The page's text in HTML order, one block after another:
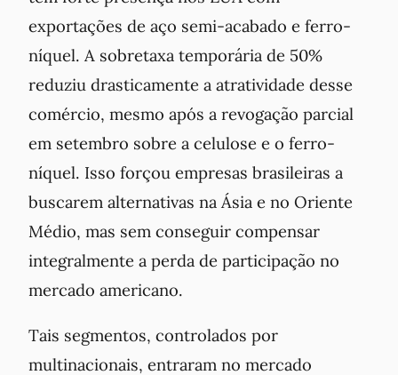
exportações de aço semi-acabado e ferro-
níquel. A sobretaxa temporária de 50%
reduziu drasticamente a atratividade desse
comércio, mesmo após a revogação parcial
em setembro sobre a celulose e o ferro-
níquel. Isso forçou empresas brasileiras a
buscarem alternativas na Ásia e no Oriente
Médio, mas sem conseguir compensar
integralmente a perda de participação no
mercado americano.
Tais segmentos, controlados por
multinacionais, entraram no mercado